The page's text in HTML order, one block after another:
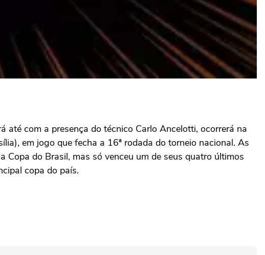
com a presença do técnico Carlo Ancelotti, ocorrerá na
em jogo que fecha a 16ª rodada do torneio nacional. As
Copa do Brasil, mas só venceu um de seus quatro últimos
copa do país.